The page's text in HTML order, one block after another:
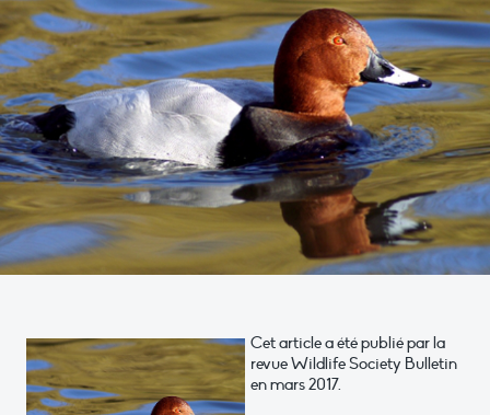
Cet article a été publié par la
revue Wildlife Society Bulletin
en mars 2017.